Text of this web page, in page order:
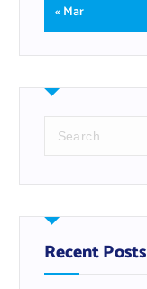
« Mar
r
h
f
oRecent Posts